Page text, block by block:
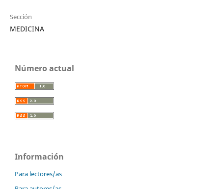
Sección
MEDICINA
Número actual
Información
Para lectores/as